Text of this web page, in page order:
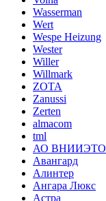
Wasserman
Wert
Wespe Heizung
Wester
Willer
Willmark
ZOTA
Zanussi
Zerten
almacom
tml
АО ВНИИЭТО
Авангард
Алинтер
Ангара Люкс
Астра